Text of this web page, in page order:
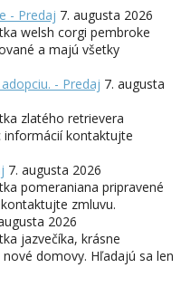
- Predaj 7. augusta 2026
welsh corgi pembroke
a majú všetky
- Predaj 7. augusta
zlatého retrievera
informácií kontaktujte
7. augusta 2026
pomeraniana pripravené
zmluvu.
2026
jazvečíka, krásne
domovy. Hľadajú sa len